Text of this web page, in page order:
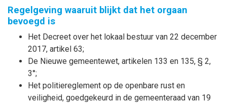
Regelgeving waaruit blijkt dat het orgaan
bevoegd is
Het Decreet over het lokaal bestuur van 22 december
2017, artikel 63;
De Nieuwe gemeentewet, artikelen 133 en 135, § 2,
3°;
Het politiereglement op de openbare rust en
veiligheid, goedgekeurd in de gemeenteraad van 19